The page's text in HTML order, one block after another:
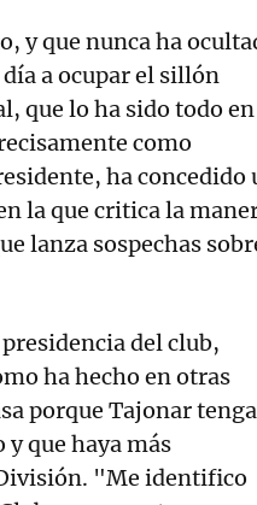
y que nunca ha
a ocupar el sillón
que lo ha sido todo
como
ha concedido
la que critica la
lanza sospechas
del club,
ha hecho en otras
porque Tajonar tenga
que haya más
"Me identifico